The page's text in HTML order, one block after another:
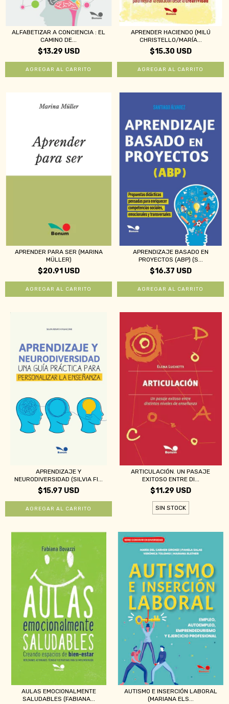
ALFABETIZAR A CONCIENCIA : EL
CAMINO DE...
$13.29 USD
APRENDER HACIENDO (MILÚ
CHRISTELLO/MARÍA...
$15.30 USD
APRENDER PARA SER (MARINA
MÜLLER)
$20.91 USD
APRENDIZAJE BASADO EN
PROYECTOS (ABP) (S...
$16.37 USD
APRENDIZAJE Y
NEURODIVERSIDAD (SILVIA FI...
$15.97 USD
ARTICULACIÓN. UN PASAJE
EXITOSO ENTRE DI...
$11.29 USD
SIN STOCK
AULAS EMOCIONALMENTE
SALUDABLES (FABIANA...
AUTISMO E INSERCIÓN LABORAL
(MARIANA ELS...